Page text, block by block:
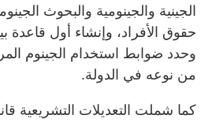
الجينية والجينومية والبحوث
حقوق الأفراد، وإنشاء أول قاعدة
وحدد ضوابط استخدام الجينوم
من نوعه في الدولة.
كما شملت التعديلات التشريعية